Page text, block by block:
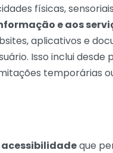
físicas,
e aos
aplicativos e
Isso inclui desde
temporárias
que